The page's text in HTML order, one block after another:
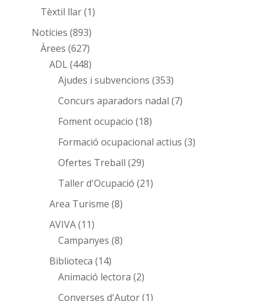
Tèxtil llar(1)
Notícies (893)
Àrees (627)
ADL(448)
Ajudes i subvencions (353)
Concurs aparadors nadal (7)
Foment ocupacio (18)
Formació ocupacional actius (3)
Ofertes Treball (29)
Taller d'Ocupació (21)
Area Turisme (8)
AVIVA(11)
Campanyes (8)
Biblioteca (14)
Animació lectora (2)
Converses d'Autor(1)